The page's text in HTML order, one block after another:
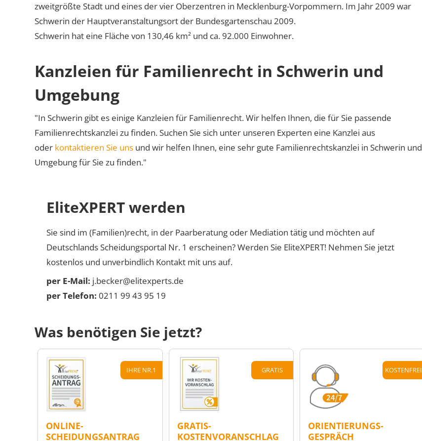
zweitgrößte Stadt und eines der vier Oberzentren in Mecklenburg-Vorpommern. Im Jahr 2009 war
Schwerin der Hauptveranstaltungsort der Bundesgartenschau 2009.
Schwerin hat eine Fläche von 130,46 km² und ca. 92.000 Einwohner.
Kanzleien für Familienrecht in Schwerin und
Umgebung
"In Schwerin gibt es einige Kanzleien für Familienrecht. Wir helfen Ihnen, die für Sie passende
Familienrechtskanzlei zu finden. Suchen Sie sich unter unseren Experten eine Kanzlei aus
oder kontaktieren Sie uns und wir helfen Ihnen, eine sehr gute Familienrechtskanzlei in Schwerin und
Umgebung für Sie zu finden."
EliteXPERT werden
Sie sind im (Familien)recht, in der Paarberatung oder Mediation tätig und möchten auf
Deutschlands Scheidungsportal Nr. 1 erscheinen? Werden Sie EliteXPERT! Nehmen Sie jetzt
kostenlos und unverbindlich Kontakt mit uns auf.
per E-Mail: j.becker@elitexperts.de
per Telefon: 0211 99 43 95 19
Was benötigen Sie jetzt?
IHRE NR.1
ONLINE-
SCHEIDUNGSANTRAG
GRATIS
GRATIS-
KOSTENVORANSCHLAG
KOSTENFREI
ORIENTIERUNGS-
GESPRÄCH